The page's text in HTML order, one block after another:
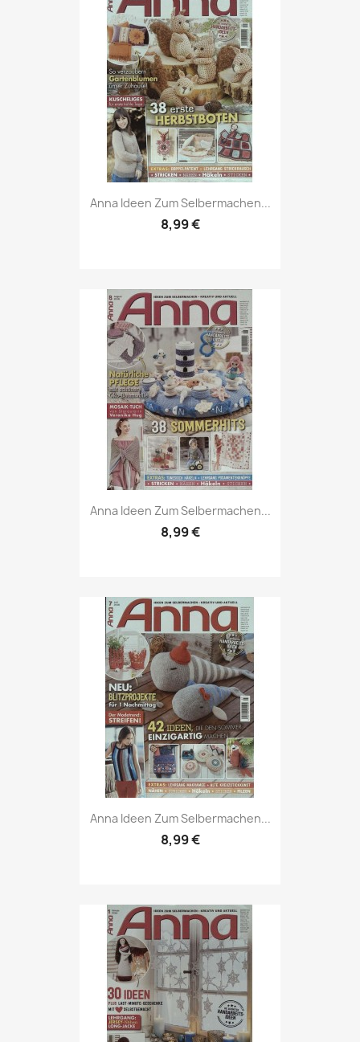
Vorschau
Anna Ideen Zum Selbermachen...
8,99 €
Vorschau
Anna Ideen Zum Selbermachen...
8,99 €
Vorschau
Anna Ideen Zum Selbermachen...
8,99 €